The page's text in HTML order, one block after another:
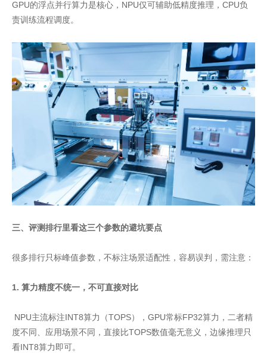
GPU的浮点并行算力是核心，NPU仅可辅助低精度推理，CPU负
责训练流程调度。
三、评测排行里看这三个参数的避坑要点
很多排行只标峰值参数，不标注场景适配性，容易误判，需注意：
1. 算力精度不统一，不可直接对比
NPU主流标注INT8算力（TOPS），GPU常标FP32算力，二者精
度不同、应用场景不同，直接比TOPS数值毫无意义，边缘推理只
看INT8算力即可。